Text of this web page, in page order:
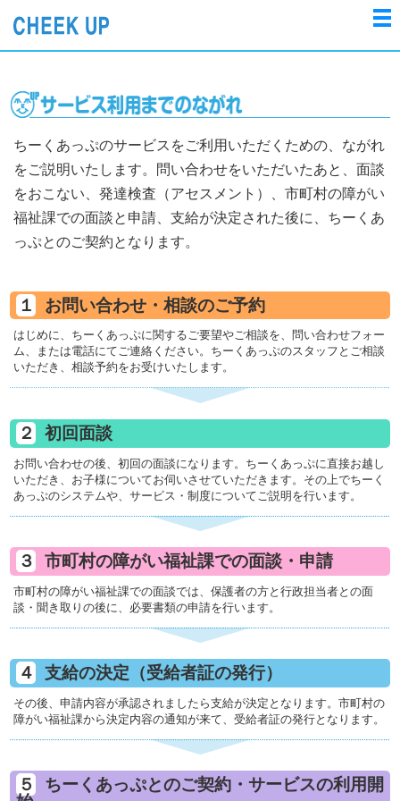
ちーくあっぷのサービスをご利用いただくための、ながれ
をご説明いたします。問い合わせをいただいたあと、面談
をおこない、発達検査（アセスメント）、市町村の障がい
福祉課での面談と申請、支給が決定された後に、ちーくあ
っぷとのご契約となります。
お問い合わせ・相談のご予約
はじめに、ちーくあっぷに関するご要望やご相談を、問い合わせフォー
ム、または電話にてご連絡ください。ちーくあっぷのスタッフとご相談
いただき、相談予約をお受けいたします。
初回面談
お問い合わせの後、初回の面談になります。ちーくあっぷに直接お越し
いただき、お子様についてお伺いさせていただきます。その上でちーく
あっぷのシステムや、サービス・制度についてご説明を行います。
市町村の障がい福祉課での面談・申請
市町村の障がい福祉課での面談では、保護者の方と行政担当者との面
談・聞き取りの後に、必要書類の申請を行います。
支給の決定（受給者証の発行）
その後、申請内容が承認されましたら支給が決定となります。市町村の
障がい福祉課から決定内容の通知が来て、受給者証の発行となります。
ちーくあっぷとのご契約・サービスの利用開